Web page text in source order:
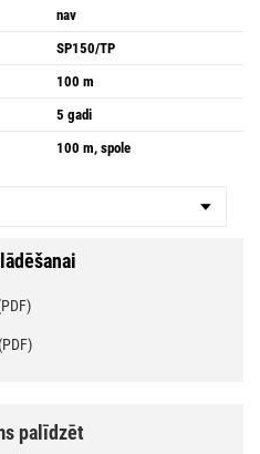
nav
SP150/TP
100 m
5 gadi
100 m, spole
(PDF)
palīdzēt